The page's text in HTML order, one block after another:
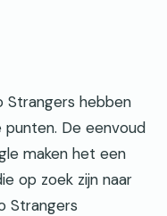
Strangers hebben
punten. De eenvoud
maken het een
op zoek zijn naar
Strangers